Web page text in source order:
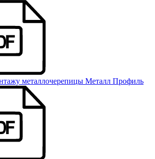
металлочерепицы Металл Профиль